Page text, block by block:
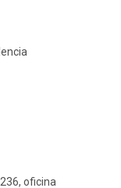
oficina